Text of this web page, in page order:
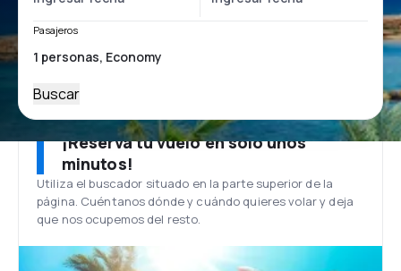
Pasajeros
Buscar
¡Reserva tu vuelo en solo unos
minutos!
Utiliza el buscador situado en la parte superior de la
página. Cuéntanos dónde y cuándo quieres volar y deja
que nos ocupemos del resto.